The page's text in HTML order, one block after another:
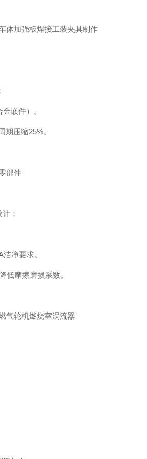
加强板焊接工装夹具制作
嵌件）。
压缩25%。
部件
；
净要求。
摩擦磨损系数。
轮机燃烧室涡流器